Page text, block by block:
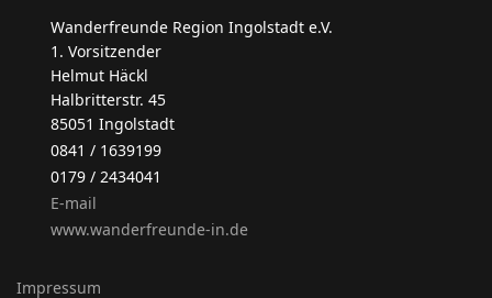
Wanderfreunde Region Ingolstadt e.V.
1. Vorsitzender
Helmut Häckl
Halbritterstr. 45
85051 Ingolstadt
0841 / 1639199
0179 / 2434041
E-mail
www.wanderfreunde-in.de
Impressum